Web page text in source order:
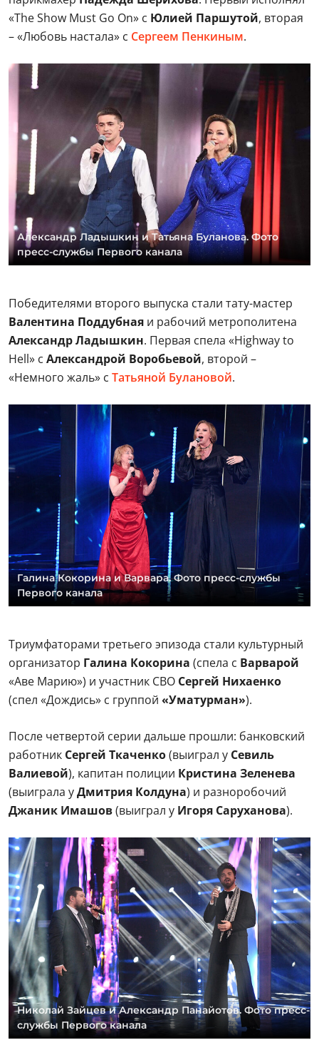
«The Show Must Go On» с Юлией Паршутой, вторая
– «Любовь настала» с Сергеем Пенкиным.
Александр Ладышкин и Татьяна Буланова. Фото
пресс-службы Первого канала
Победителями второго выпуска стали тату-мастер
Валентина Поддубная и рабочий метрополитена
Александр Ладышкин. Первая спела «Highway to
Hell» с Александрой Воробьевой, второй –
«Немного жаль» с Татьяной Булановой.
Галина Кокорина и Варвара. Фото пресс-службы
Первого канала
Триумфаторами третьего эпизода стали культурный
организатор Галина Кокорина (спела с Варварой
«Аве Марию») и участник СВО Сергей Нихаенко
(спел «Дождись» с группой «Уматурман»).
После четвертой серии дальше прошли: банковский
работник Сергей Ткаченко(выиграл у Севиль
Валиевой), капитан полиции Кристина Зеленева
(выиграла уДмитрия Колдуна) и разноробочий
Джаник Имашов(выиграл у Игоря Саруханова).
Николай Зайцев и Александр Панайотов. Фото пресс-
службы Первого канала